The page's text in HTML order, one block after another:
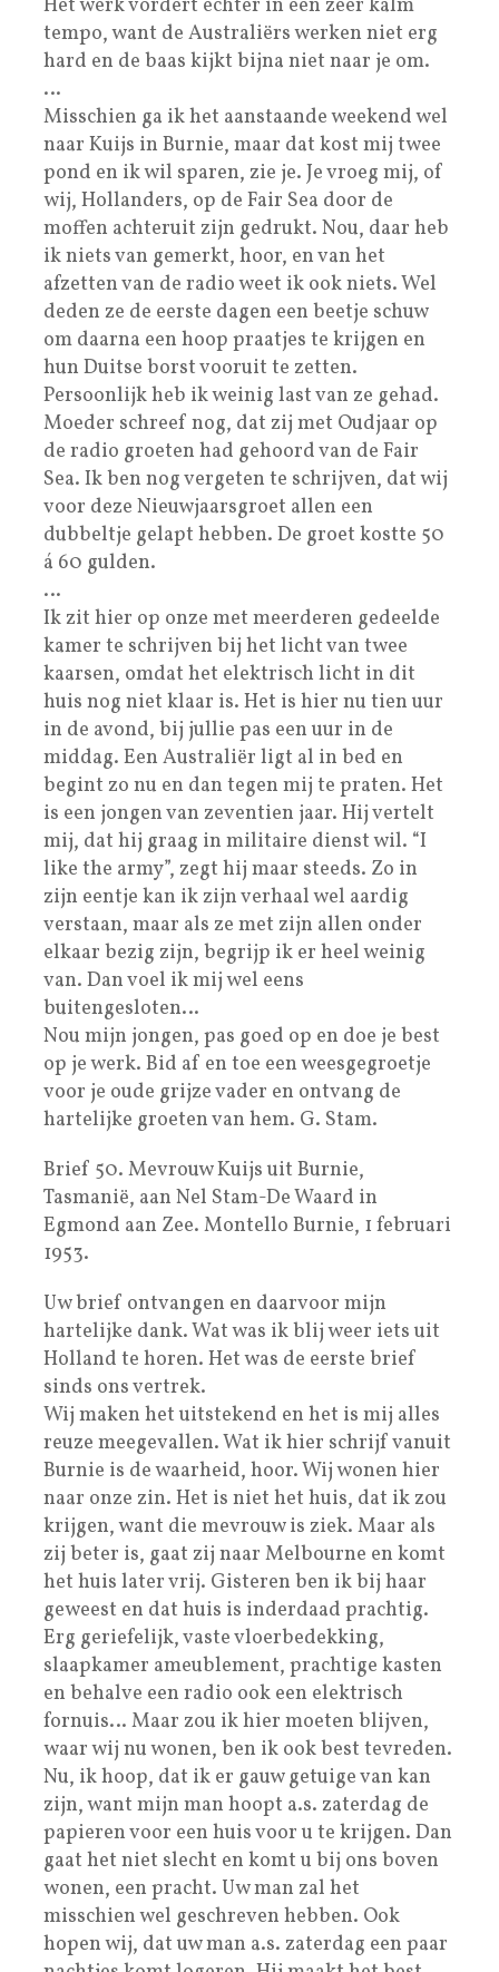
Het werk vordert echter in een zeer kalm
tempo, want de Australiërs werken niet erg
hard en de baas kijkt bijna niet naar je om.
…
Misschien ga ik het aanstaande weekend wel
naar Kuijs in Burnie, maar dat kost mij twee
pond en ik wil sparen, zie je. Je vroeg mij, of
wij, Hollanders, op de Fair Sea door de
moffen achteruit zijn gedrukt. Nou, daar heb
ik niets van gemerkt, hoor, en van het
afzetten van de radio weet ik ook niets. Wel
deden ze de eerste dagen een beetje schuw
om daarna een hoop praatjes te krijgen en
hun Duitse borst vooruit te zetten.
Persoonlijk heb ik weinig last van ze gehad.
Moeder schreef nog, dat zij met Oudjaar op
de radio groeten had gehoord van de Fair
Sea. Ik ben nog vergeten te schrijven, dat wij
voor deze Nieuwjaarsgroet allen een
dubbeltje gelapt hebben. De groet kostte 50
á 60 gulden.
…
Ik zit hier op onze met meerderen gedeelde
kamer te schrijven bij het licht van twee
kaarsen, omdat het elektrisch licht in dit
huis nog niet klaar is. Het is hier nu tien uur
in de avond, bij jullie pas een uur in de
middag. Een Australiër ligt al in bed en
begint zo nu en dan tegen mij te praten. Het
is een jongen van zeventien jaar. Hij vertelt
mij, dat hij graag in militaire dienst wil. “I
like the army”, zegt hij maar steeds. Zo in
zijn eentje kan ik zijn verhaal wel aardig
verstaan, maar als ze met zijn allen onder
elkaar bezig zijn, begrijp ik er heel weinig
van. Dan voel ik mij wel eens
buitengesloten…
Nou mijn jongen, pas goed op en doe je best
op je werk. Bid af en toe een weesgegroetje
voor je oude grijze vader en ontvang de
hartelijke groeten van hem. G. Stam.
Brief 50. Mevrouw Kuijs uit Burnie,
Tasmanië, aan Nel Stam-De Waard in
Egmond aan Zee. Montello Burnie, 1 februari
1953.
Uw brief ontvangen en daarvoor mijn
hartelijke dank. Wat was ik blij weer iets uit
Holland te horen. Het was de eerste brief
sinds ons vertrek.
Wij maken het uitstekend en het is mij alles
reuze meegevallen. Wat ik hier schrijf vanuit
Burnie is de waarheid, hoor. Wij wonen hier
naar onze zin. Het is niet het huis, dat ik zou
krijgen, want die mevrouw is ziek. Maar als
zij beter is, gaat zij naar Melbourne en komt
het huis later vrij. Gisteren ben ik bij haar
geweest en dat huis is inderdaad prachtig.
Erg geriefelijk, vaste vloerbedekking,
slaapkamer ameublement, prachtige kasten
en behalve een radio ook een elektrisch
fornuis… Maar zou ik hier moeten blijven,
waar wij nu wonen, ben ik ook best tevreden.
Nu, ik hoop, dat ik er gauw getuige van kan
zijn, want mijn man hoopt a.s. zaterdag de
papieren voor een huis voor u te krijgen. Dan
gaat het niet slecht en komt u bij ons boven
wonen, een pracht. Uw man zal het
misschien wel geschreven hebben. Ook
hopen wij, dat uw man a.s. zaterdag een paar